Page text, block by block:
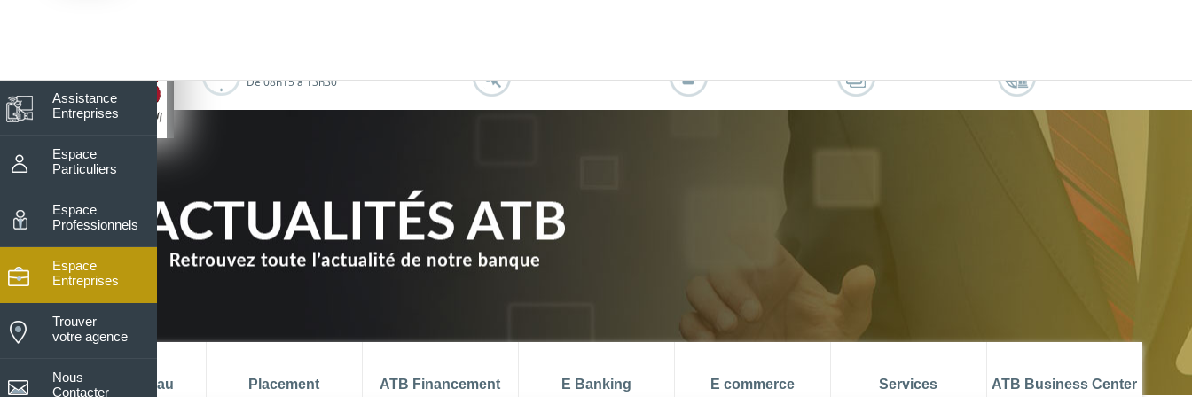
Assistance
Entreprises
Espace
Particuliers
Espace
Professionnels
Espace
Entreprises
Trouver
votre agence
Nous
Contacter
De 08h15 à 13h30
La banque au
Placement ATB Financement E Banking E commerce Services ATB Business Center